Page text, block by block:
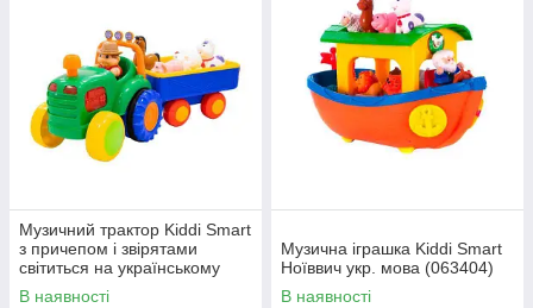
Музичний трактор Kiddi Smart
з причепом і звірятами
світиться на українському
(063180)
В наявності
Музична іграшка Kiddi Smart
Ноїввич укр. мова (063404)
В наявності